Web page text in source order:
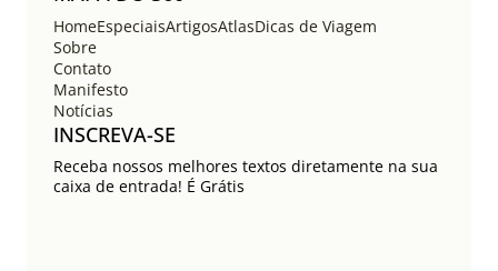
HomeEspeciaisArtigosAtlasDicas de Viagem
Sobre
Contato
Manifesto
Notícias
INSCREVA-SE
Receba nossos melhores textos diretamente na sua
caixa de entrada! É Grátis